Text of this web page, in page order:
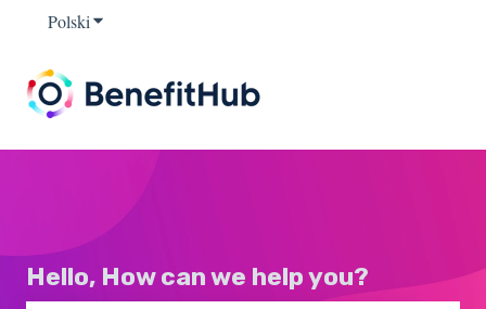
PolskiPokaż podmenu do tłumaczenia
Hello, How can we help you?